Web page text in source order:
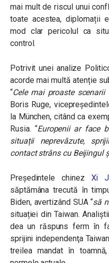
mai mult de riscul unui
toate acestea, diplomații
mod clar pericolul ca
control.
Potrivit unei analize
acorde mai multă atenție
“Cele mai proaste
Boris Ruge,
la München, citând ca
Rusia. “Europenii ar face
situații neprevăzute,
contact strâns cu Beijingul
Președintele chinez Xi
săptămâna trecută în
Biden, avertizând SUA “să
situației din Taiwan.
dea un răspuns ferm în
sprijini independenţa
treilea mandat în